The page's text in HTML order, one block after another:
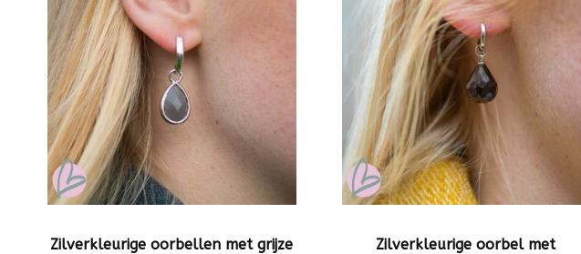
Zilverkleurige oorbellen met grijze
Zilverkleurige oorbel met